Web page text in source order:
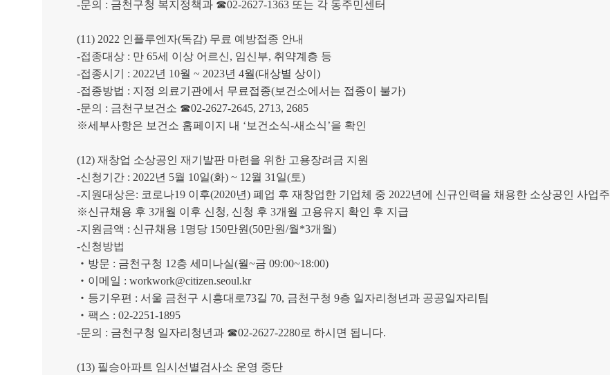
-문의 : 금천구청 복지정책과 ☎02-2627-1363 또는 각 동주민센터
(11) 2022 인플루엔자(독감) 무료 예방접종 안내
-접종대상 : 만 65세 이상 어르신 , 임신부, 취약계층 등
-접종시기 : 2022년 10월 ~ 2023년 4월(대상별 상이 )
-접종방법 : 지정 의료기관에서 무료접종(보건소에서는 접종이 불가)
-문의 : 금천구보건소 ☎02-2627-2645, 2713, 2685
※세부사항은 보건소 홈페이지 내 ‘ 보건소식-새소식’을 확인
(12) 재창업 소상공인 재기발판 마련을 위한 고용장려금 지원
-신청기간 : 2022년 5월 10일(화) ~ 12월 31 일(토)
-지원대상은: 코로나19 이후(2020년) 폐업 후 재창업한 기업체 중 2022년에 신규인력을 채용한 소상공인 사업주
※신규채용 후 3개월 이후 신청, 신청 후 3개월 고용유지 확인 후 지급
-지원금액 : 신규채용 1 명당 150만원(50만원/월*3개월)
-신청방법
‧ 방문 : 금천구청 12층 세미나실(월~금 09:00~18:00)
‧ 이메일 : workwork@citizen.seoul.kr
‧ 등기우편 : 서울 금천구 시흥대로73길 70, 금천구청 9층 일자리청년과 공공일자리팀
‧ 팩스 : 02-2251-1895
-문의 : 금천구청 일자리청년과 ☎02-2627-2280로 하시면 됩니다.
(13) 필승아파트 임시선별검사소 운영 중단